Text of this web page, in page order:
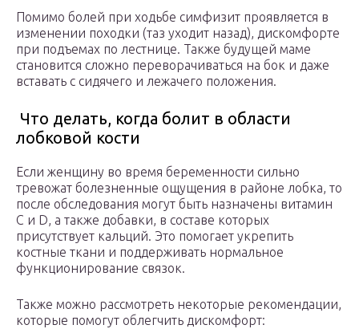
Помимо болей при ходьбе симфизит проявляется в
изменении походки (таз уходит назад), дискомфорте
при подъемах по лестнице. Также будущей маме
становится сложно переворачиваться на бок и даже
вставать с сидячего и лежачего положения.
Что делать, когда болит в области
лобковой кости
Если женщину во время беременности сильно
тревожат болезненные ощущения в районе лобка, то
после обследования могут быть назначены витамин
С и D, а также добавки, в составе которых
присутствует кальций. Это помогает укрепить
костные ткани и поддерживать нормальное
функционирование связок.
Также можно рассмотреть некоторые рекомендации,
которые помогут облегчить дискомфорт: